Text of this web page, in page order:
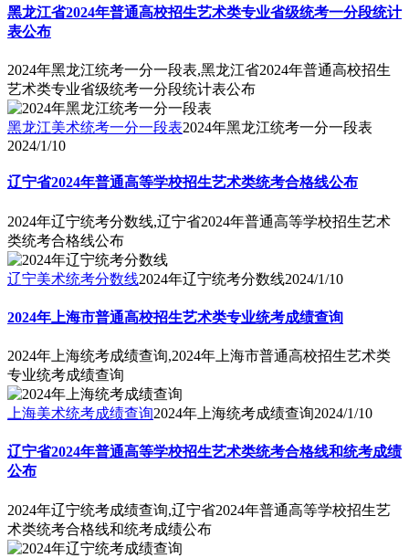
黑龙江省2024年普通高校招生艺术类专业省级统考一分段统计
表公布
2024年黑龙江统考一分一段表,黑龙江省2024年普通高校招生
艺术类专业省级统考一分段统计表公布
黑龙江美术统考一分一段表2024年黑龙江统考一分一段表
2024/1/10
辽宁省2024年普通高等学校招生艺术类统考合格线公布
2024年辽宁统考分数线,辽宁省2024年普通高等学校招生艺术
类统考合格线公布
辽宁美术统考分数线2024年辽宁统考分数线2024/1/10
2024年上海市普通高校招生艺术类专业统考成绩查询
2024年上海统考成绩查询,2024年上海市普通高校招生艺术类
专业统考成绩查询
上海美术统考成绩查询2024年上海统考成绩查询2024/1/10
辽宁省2024年普通高等学校招生艺术类统考合格线和统考成绩
公布
2024年辽宁统考成绩查询,辽宁省2024年普通高等学校招生艺
术类统考合格线和统考成绩公布